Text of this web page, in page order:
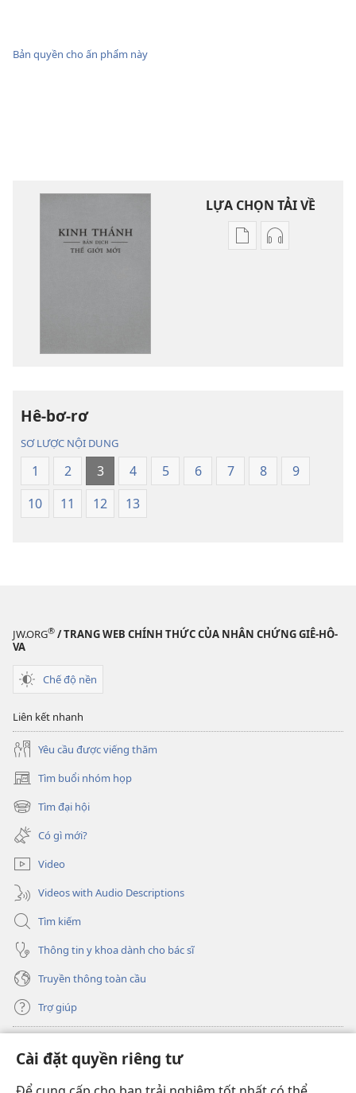
Cài đặt quyền riêng tư
Bản quyền cho ấn phẩm này
LỰA CHỌN TẢI VỀ
Tùy
—
Bản
Tùy
Bản
dịch
Hê-bơ-rơ
SƠ LƯỢC NỘI DUNG
1 2 3 4 5 6 7 8
9
10
11 12 13
JW.ORG® / TRANG WEB CHÍNH THỨC CỦA NHÂN CHỨNG GIÊ-HÔ-
VA
Chế độ nền
Liên kết nhanh
Yêu cầu được viếng thăm
Tìm buổi nhóm họp
(mở
cửa
sổ
mới)
Tìm đại hội
(mở
cửa
sổ
mới)
Có gì mới?
Video
Videos with Audio Descriptions
Tìm kiếm
Thông tin y khoa dành cho bác sĩ
Truyền thông toàn cầu
Trợ giúp
(mở
cửa
sổ